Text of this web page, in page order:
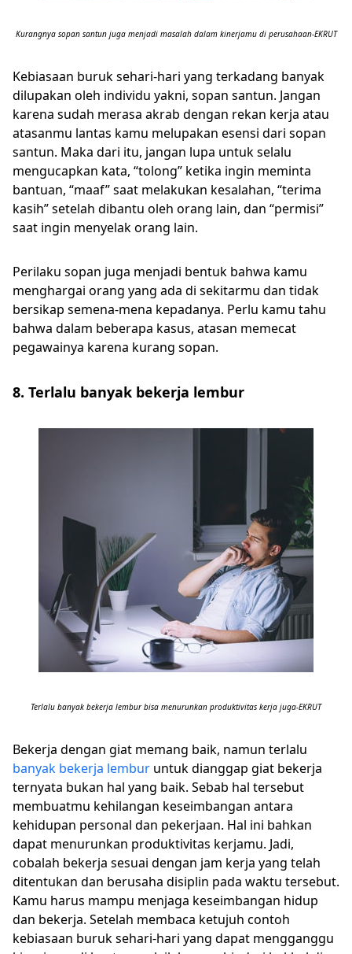
Kurangnya sopan santun juga menjadi masalah dalam kinerjamu di perusahaan-EKRUT
Kebiasaan buruk sehari-hari yang terkadang banyak
dilupakan oleh individu yakni, sopan santun. Jangan
karena sudah merasa akrab dengan rekan kerja atau
atasanmu lantas kamu melupakan esensi dari sopan
santun. Maka dari itu, jangan lupa untuk selalu
mengucapkan kata, “tolong” ketika ingin meminta
bantuan, “maaf” saat melakukan kesalahan, “terima
kasih” setelah dibantu oleh orang lain, dan “permisi”
saat ingin menyelak orang lain.
Perilaku sopan juga menjadi bentuk bahwa kamu
menghargai orang yang ada di sekitarmu dan tidak
bersikap semena-mena kepadanya. Perlu kamu tahu
bahwa dalam beberapa kasus, atasan memecat
pegawainya karena kurang sopan.
8. Terlalu banyak bekerja lembur
Terlalu banyak bekerja lembur bisa menurunkan produktivitas kerja juga-EKRUT
Bekerja dengan giat memang baik, namun terlalu
banyak bekerja lembur untuk dianggap giat bekerja
ternyata bukan hal yang baik. Sebab hal tersebut
membuatmu kehilangan keseimbangan antara
kehidupan personal dan pekerjaan. Hal ini bahkan
dapat menurunkan produktivitas kerjamu. Jadi,
cobalah bekerja sesuai dengan jam kerja yang telah
ditentukan dan berusaha disiplin pada waktu tersebut.
Kamu harus mampu menjaga keseimbangan hidup
dan bekerja. Setelah membaca ketujuh contoh
kebiasaan buruk sehari-hari yang dapat mengganggu